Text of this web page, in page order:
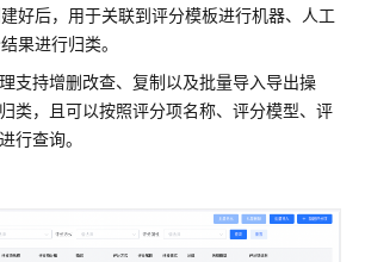
好后，用于关联到评分模板进行机器、人工
果进行归类。
支持增删改查、复制以及批量导入导出操
类，且可以按照评分项名称、评分模型、评
行查询。